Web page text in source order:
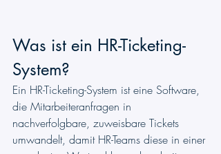
Was ist ein HR-Ticketing-
System?
Ein HR-Ticketing-System ist eine Software,
die Mitarbeiteranfragen in
nachverfolgbare, zuweisbare Tickets
umwandelt, damit HR-Teams diese in einer